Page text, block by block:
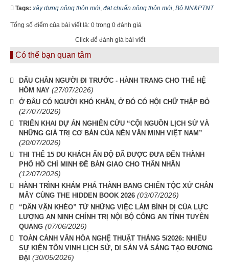
Tags:xây dựng nông thôn mới, đạt chuẩn nông thôn mới, Bộ NN&PTNT
Tổng số điểm của bài viết là: 0 trong 0 đánh giá
Click để đánh giá bài viết
Có thể bạn quan tâm
DẤU CHÂN NGƯỜI ĐI TRƯỚC - HÀNH TRANG CHO THẾ HỆ
HÔM NAY (27/07/2026)
Ở ĐÂU CÓ NGƯỜI KHÓ KHĂN, Ở ĐÓ CÓ HỘI CHỮ THẬP ĐỎ
(27/07/2026)
TRIỂN KHAI DỰ ÁN NGHIÊN CỨU “CỘI NGUỒN LỊCH SỬ VÀ
NHỮNG GIÁ TRỊ CƠ BẢN CỦA NỀN VĂN MINH VIỆT NAM”
(20/07/2026)
THI THỂ 15 DU KHÁCH ẤN ĐỘ ĐÃ ĐƯỢC ĐƯA ĐẾN THÀNH
PHỐ HỒ CHÍ MINH ĐỂ BÀN GIAO CHO THÂN NHÂN
(12/07/2026)
HÀNH TRÌNH KHÁM PHÁ THÀNH BANG CHIẾN TỘC XỨ CHÂN
MÂY CÙNG THE HIDDEN BOOK 2026 (03/07/2026)
“DÂN VẬN KHÉO” TỪ NHỮNG VIỆC LÀM BÌNH DỊ CỦA LỰC
LƯỢNG AN NINH CHÍNH TRỊ NỘI BỘ CÔNG AN TỈNH TUYÊN
QUANG (07/06/2026)
TOÀN CẢNH VĂN HÓA NGHỆ THUẬT THÁNG 5/2026: NHIỀU
SỰ KIỆN TÔN VINH LỊCH SỬ, DI SẢN VÀ SÁNG TẠO ĐƯƠNG
ĐẠI (30/05/2026)